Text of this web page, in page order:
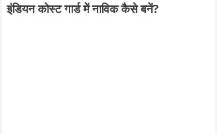
इंडियन कोस्ट गार्ड में नाविक कैसे बनें?